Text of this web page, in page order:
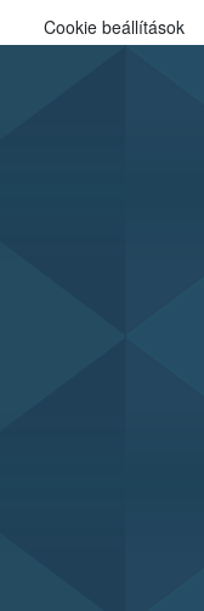
Cookie beállítások